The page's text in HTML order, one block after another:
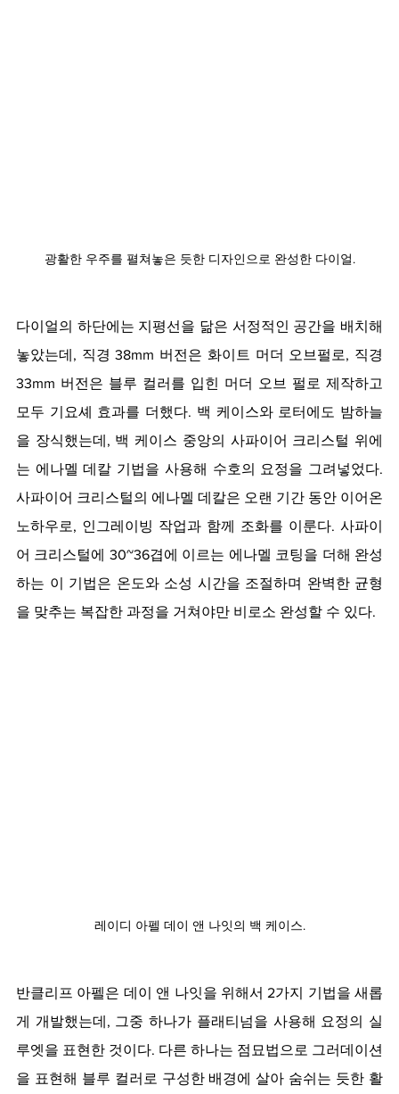
광활한 우주를 펼쳐놓은 듯한 디자인으로 완성한 다이얼.
다이얼의 하단에는 지평선을 닮은 서정적인 공간을 배치해
놓았는데, 직경 38mm 버전은 화이트 머더 오브펄로, 직경
33mm 버전은 블루 컬러를 입힌 머더 오브 펄로 제작하고
모두 기요셰 효과를 더했다. 백 케이스와 로터에도 밤하늘
을 장식했는데, 백 케이스 중앙의 사파이어 크리스털 위에
는 에나멜 데칼 기법을 사용해 수호의 요정을 그려넣었다.
사파이어 크리스털의 에나멜 데칼은 오랜 기간 동안 이어온
노하우로, 인그레이빙 작업과 함께 조화를 이룬다. 사파이
어 크리스털에 30~36겹에 이르는 에나멜 코팅을 더해 완성
하는 이 기법은 온도와 소성 시간을 조절하며 완벽한 균형
을 맞추는 복잡한 과정을 거쳐야만 비로소 완성할 수 있다.
레이디 아펠 데이 앤 나잇의 백 케이스.
반클리프 아펠은 데이 앤 나잇을 위해서 2가지 기법을 새롭
게 개발했는데, 그중 하나가 플래티넘을 사용해 요정의 실
루엣을 표현한 것이다. 다른 하나는 점묘법으로 그러데이션
을 표현해 블루 컬러로 구성한 배경에 살아 숨쉬는 듯한 활